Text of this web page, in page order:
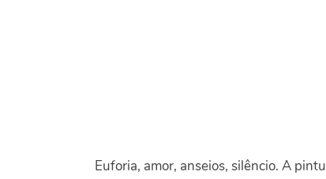
Euforia, amor, anseios, silêncio. A